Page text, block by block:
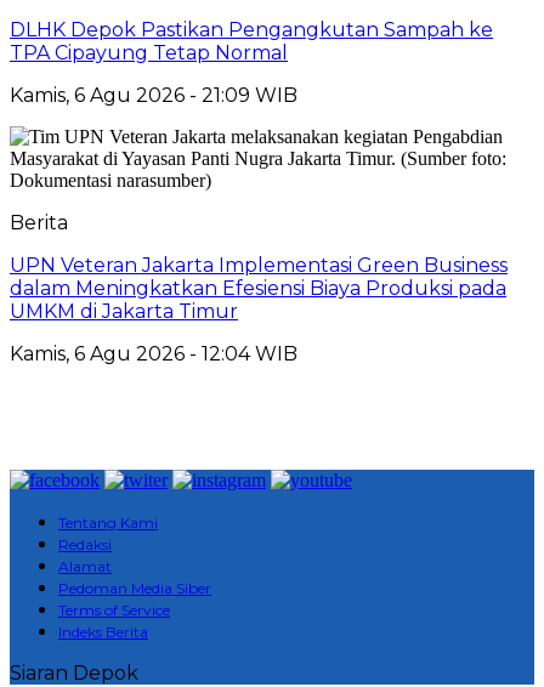
DLHK Depok Pastikan Pengangkutan Sampah ke
TPA Cipayung Tetap Normal
Kamis, 6 Agu 2026 - 21:09 WIB
Berita
UPN Veteran Jakarta Implementasi Green Business
dalam Meningkatkan Efesiensi Biaya Produksi pada
UMKM di Jakarta Timur
Kamis, 6 Agu 2026 - 12:04 WIB
Tentang Kami
Redaksi
Alamat
Pedoman Media Siber
Terms of Service
Indeks Berita
Siaran Depok